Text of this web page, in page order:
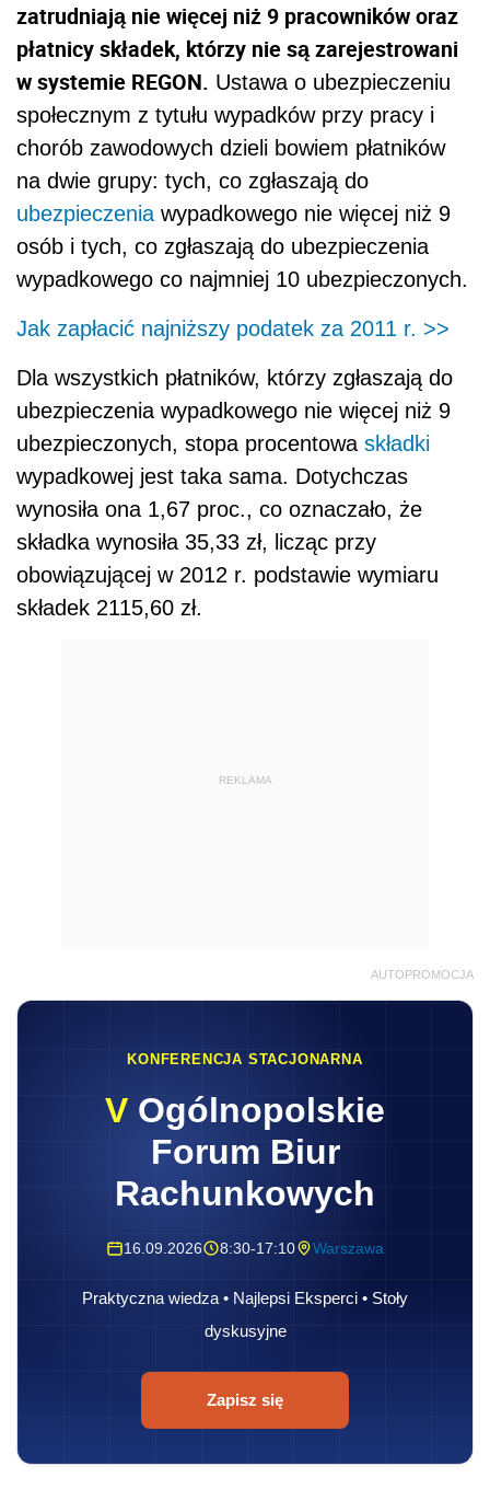
zatrudniają nie więcej niż 9 pracowników oraz
płatnicy składek, którzy nie są zarejestrowani
w systemie REGON. Ustawa o ubezpieczeniu
społecznym z tytułu wypadków przy pracy i
chorób zawodowych dzieli bowiem płatników
na dwie grupy: tych, co zgłaszają do
ubezpieczenia wypadkowego nie więcej niż 9
osób i tych, co zgłaszają do ubezpieczenia
wypadkowego co najmniej 10 ubezpieczonych.
Jak zapłacić najniższy podatek za 2011 r. >>
Dla wszystkich płatników, którzy zgłaszają do
ubezpieczenia wypadkowego nie więcej niż 9
ubezpieczonych, stopa procentowa składki
wypadkowej jest taka sama. Dotychczas
wynosiła ona 1,67 proc., co oznaczało, że
składka wynosiła 35,33 zł, licząc przy
obowiązującej w 2012 r. podstawie wymiaru
składek 2115,60 zł.
REKLAMA
AUTOPROMOCJA
KONFERENCJA STACJONARNA
V Ogólnopolskie
Forum Biur
Rachunkowych
16.09.2026 8:30-17:10 Warszawa
Praktyczna wiedza • Najlepsi Eksperci • Stoły
dyskusyjne
Zapisz się